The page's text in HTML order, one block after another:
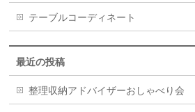
テーブルコーディネート
最近の投稿
整理収納アドバイザーおしゃべり会